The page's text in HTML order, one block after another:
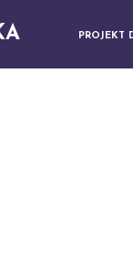
PROJEKT